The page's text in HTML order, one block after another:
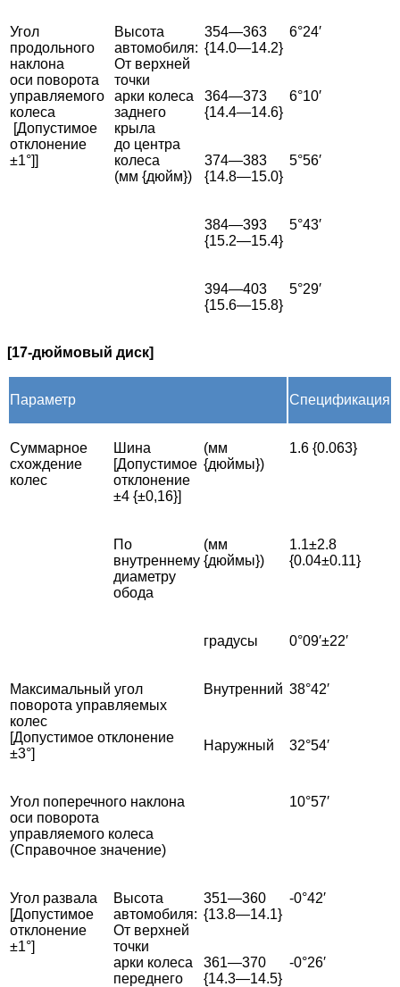
Угол
продольного
наклона
оси поворота
управляемого
колеса
[Допустимое
отклонение
±1°]]
Высота
автомобиля:
От верхней
точки
арки колеса
заднего
крыла
до центра
колеса
(мм {дюйм})
354—363
{14.0—14.2}
6°24′
364—373
{14.4—14.6}
6°10′
374—383
{14.8—15.0}
5°56′
384—393
{15.2—15.4}
5°43′
394—403
{15.6—15.8}
5°29′
[17-дюймовый диск]
Параметр Спецификация
Суммарное
схождение
колес
Шина
[Допустимое
отклонение
±4 {±0,16}]
(мм
{дюймы})
1.6 {0.063}
По
внутреннему
диаметру
обода
(мм
{дюймы})
1.1±2.8
{0.04±0.11}
градусы 0°09′±22′
Максимальный угол
поворота управляемых
колес
[Допустимое отклонение
±3°]
Внутренний 38°42′
Наружный 32°54′
Угол поперечного наклона
оси поворота
управляемого колеса
(Справочное значение)
10°57′
Угол развала
[Допустимое
отклонение
±1°]
Высота
автомобиля:
От верхней
точки
арки колеса
переднего
351—360
{13.8—14.1}
-0°42′
361—370
{14.3—14.5}
-0°26′